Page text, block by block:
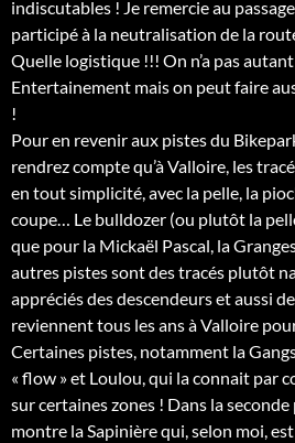
indiscutables ! Je remercie au
participé à la neutralisation de la
Quelle logistique !!! On n’a pas
Entertainement mais on peut faire
!
Pour en revenir aux pistes du
rendrez compte qu’à Valloire, les
en tout simplicité, avec la pelle, la
coupe… Le bulldozer (ou plutôt la
que pour la Mickaël Pascal, la
autres pistes sont des tracés plutôt
appréciés des descendeurs et aussi
reviennent tous les ans à Valloire
Certaines pistes, notamment la
« flow » et Loulou, qui la connait par
sur certaines zones ! Dans la seconde
montre la Sapinière qui, selon moi,